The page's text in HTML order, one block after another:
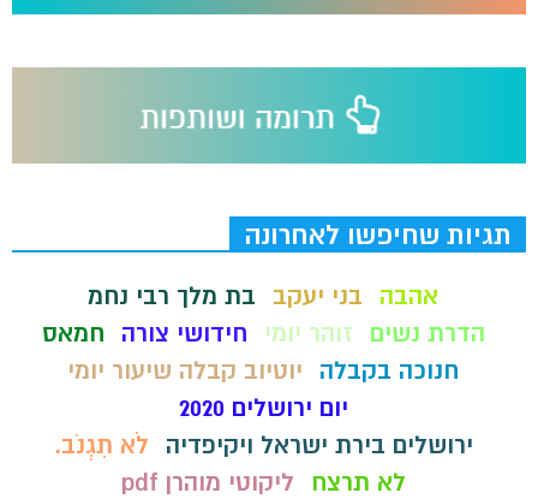
תגיות שחיפשו לאחרונה
אהבה בני יעקב
בת מלך רבי נחמ
הדרת נשים
זוהר יומי חידושי צורה
חמאס
חנוכה בקבלה
יוטיוב קבלה שיעור יומי
יום ירושלים 2020
ירושלים בירת ישראל ויקיפדיה
לֹא תִגְנֹב.
לא תרצח
ליקוטי מוהרן pdf